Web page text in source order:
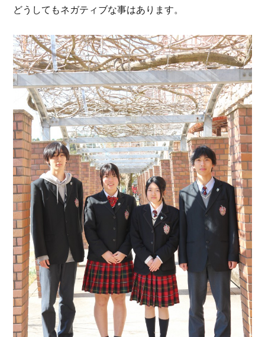
どうしてもネガティブな事はあります。